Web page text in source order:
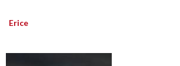
Erice